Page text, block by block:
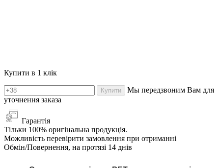
Купити в 1 клік
Купити
Мы передзвоним Вам для
уточнення заказа
Гарантія
Тільки 100% оригінальна продукція.
Можливість перевірити замовлення при отриманні
Обмін/Повернення, на протязі 14 днів